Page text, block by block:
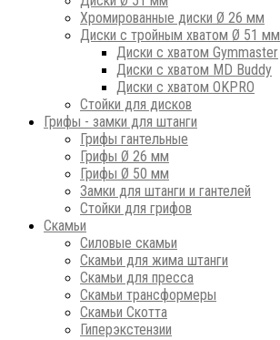
Хромированные диски Ø 26 мм
Диски с тройным хватом Ø 51 мм
Диски с хватом Gymmaster
Диски с хватом MD Buddy
Диски с хватом OKPRO
Стойки для дисков
Грифы - замки для штанги
Грифы гантельные
Грифы Ø 26 мм
Грифы Ø 50 мм
Замки для штанги и гантелей
Стойки для грифов
Скамьи
Силовые скамьи
Скамьи для жима штанги
Скамьи для пресса
Скамьи трансформеры
Скамьи Скотта
Гиперэкстензии